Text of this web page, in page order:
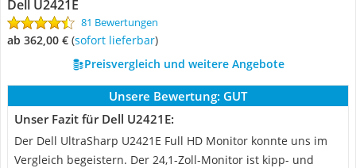
Dell U2421E
81 Bewertungen
ab 362,00 € ( Sofort lieferbar)
Preisvergleich und weitere Angebote
Unsere Bewertung: GUT
Unser Fazit für Dell U2421E:
Der Dell UltraSharp U2421E Full HD Monitor konnte uns im
Vergleich begeistern. Der 24,1-Zoll-Monitor ist kipp- und